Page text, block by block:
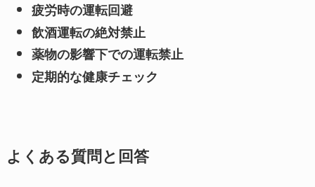
疲労時の運転回避
飲酒運転の絶対禁止
薬物の影響下での運転禁止
定期的な健康チェック
よくある質問と回答